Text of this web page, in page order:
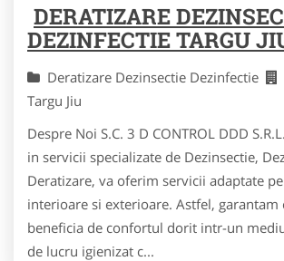
DERATIZARE
DEZINFECTIE TARGU
Deratizare Dezinsectie Dezinfectie
Targu Jiu
Despre Noi S.C. 3 D CONTROL DDD
in servicii specializate de Dezinsectie,
Deratizare, va oferim servicii adaptate
interioare si exterioare. Astfel, garantam
beneficia de confortul dorit intr-un
de lucru igienizat c...